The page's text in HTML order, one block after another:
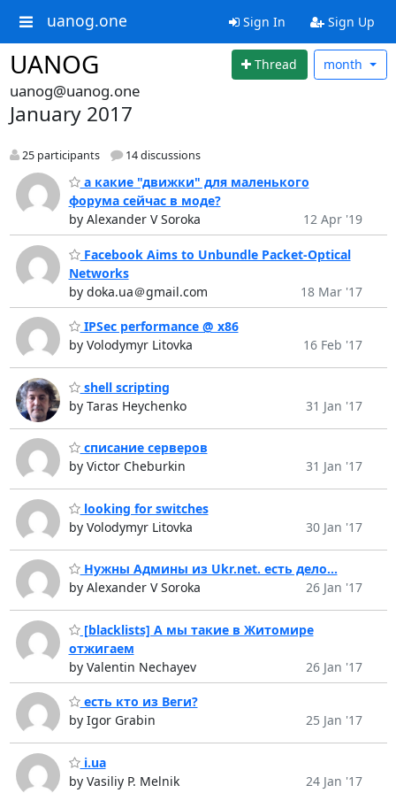
uanog.one Sign In Sign Up
UANOG Thread month
uanog@uanog.one
January 2017
25 participants 14 discussions
а какие "движки" для маленького
форума сейчас в моде?
by Alexander V Soroka
12 Apr '19
Facebook Aims to Unbundle Packet-Optical
Networks
by doka.ua＠gmail.com
18 Mar '17
IPSec performance @ x86
by Volodymyr Litovka
16 Feb '17
shell scripting
by Taras Heychenko
31 Jan '17
списание серверов
by Victor Cheburkin
31 Jan '17
looking for switches
by Volodymyr Litovka
30 Jan '17
Нужны Админы из Ukr.net. есть дело...
by Alexander V Soroka
26 Jan '17
[blacklists] А мы такие в Житомире
отжигаем
by Valentin Nechayev
26 Jan '17
есть кто из Веги?
by Igor Grabin
25 Jan '17
i.ua
by Vasiliy P. Melnik
24 Jan '17